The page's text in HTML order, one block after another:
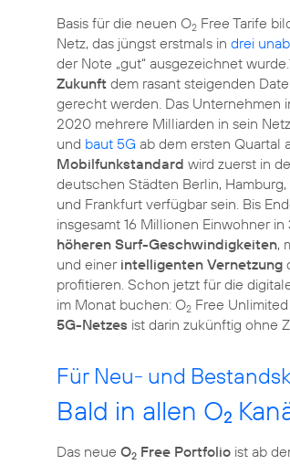
Basis für die neuen O2 Free Tarife
Netz, das jüngst erstmals in drei
der Note „gut“ ausgezeichnet wurde.
Zukunft dem rasant steigenden
gerecht werden. Das Unternehmen
2020 mehrere Milliarden in sein
und baut 5G ab dem ersten Quartal
Mobilfunkstandard wird zuerst in
deutschen Städten Berlin,
und Frankfurt verfügbar sein. Bis
insgesamt 16 Millionen Einwohner
höheren Surf-Geschwindigkeiten,
und einer intelligenten Vernetzung
profitieren. Schon jetzt für die
im Monat buchen: O2 Free
5G-Netzes ist darin zukünftig ohne
Für Neu- und
Bald in allen O2
Das neue O2 Free Portfolio ist ab